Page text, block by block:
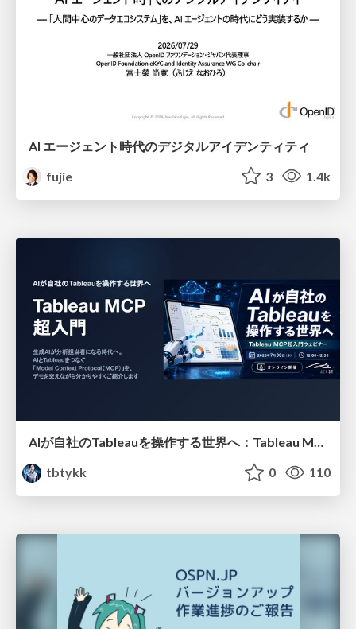
AI エージェント時代のデジタルアイデンティティ
fujie
3 1.4k
AIが自社のTableauを操作する世界へ：Tableau MCP超入門
tbtykk
0 110